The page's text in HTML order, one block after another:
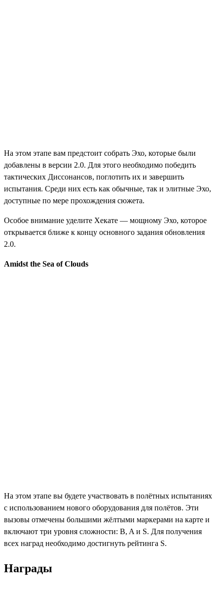
На этом этапе вам предстоит собрать Эхо, которые были
добавлены в версии 2.0. Для этого необходимо победить
тактических Диссонансов, поглотить их и завершить
испытания. Среди них есть как обычные, так и элитные Эхо,
доступные по мере прохождения сюжета.
Особое внимание уделите Хекате — мощному Эхо, которое
открывается ближе к концу основного задания обновления
2.0.
Amidst the Sea of Clouds
На этом этапе вы будете участвовать в полётных испытаниях
с использованием нового оборудования для полётов. Эти
вызовы отмечены большими жёлтыми маркерами на карте и
включают три уровня сложности: B, A и S. Для получения
всех наград необходимо достигнуть рейтинга S.
Награды